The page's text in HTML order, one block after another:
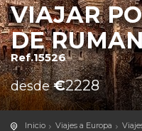
VIAJAR
DE
Ref.15526
desde€2228
Inicio Viajes a Europa